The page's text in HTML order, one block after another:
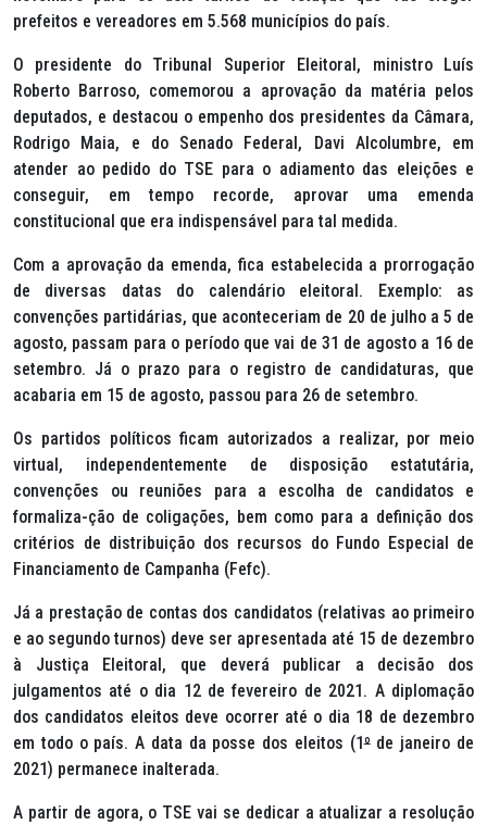
prefeitos e vereadores em 5.568 municípios do país.
O presidente do Tribunal Superior Eleitoral, ministro Luís
Roberto Barroso, comemorou a aprovação da matéria pelos
deputados, e destacou o empenho dos presidentes da Câmara,
Rodrigo Maia, e do Senado Federal, Davi Alcolumbre, em
atender ao pedido do TSE para o adiamento das eleições e
conseguir, em tempo recorde, aprovar uma emenda
constitucional que era indispensável para tal medida.
Com a aprovação da emenda, fica estabelecida a prorrogação
de diversas datas do calendário eleitoral. Exemplo: as
convenções partidárias, que aconteceriam de 20 de julho a 5 de
agosto, passam para o período que vai de 31 de agosto a 16 de
setembro. Já o prazo para o registro de candidaturas, que
acabaria em 15 de agosto, passou para 26 de setembro.
Os partidos políticos ficam autorizados a realizar, por meio
virtual, independentemente de disposição estatutária,
convenções ou reuniões para a escolha de candidatos e
formaliza-ção de coligações, bem como para a definição dos
critérios de distribuição dos recursos do Fundo Especial de
Financiamento de Campanha (Fefc).
Já a prestação de contas dos candidatos (relativas ao primeiro
e ao segundo turnos) deve ser apresentada até 15 de dezembro
à Justiça Eleitoral, que deverá publicar a decisão dos
julgamentos até o dia 12 de fevereiro de 2021. A diplomação
dos candidatos eleitos deve ocorrer até o dia 18 de dezembro
em todo o país. A data da posse dos eleitos (1ºde janeiro de
2021) permanece inalterada.
A partir de agora, o TSE vai se dedicar a atualizar a resolução